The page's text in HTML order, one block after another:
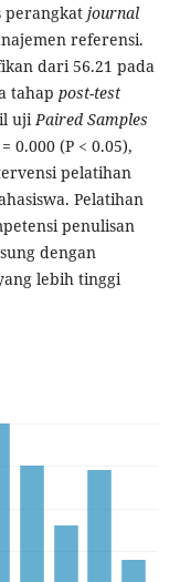
perangkat journal
referensi.
dari 56.21 pada
tahap post-test
uji Paired Samples
0.000 (P < 0.05),
pelatihan
Pelatihan
penulisan
dengan
lebih tinggi